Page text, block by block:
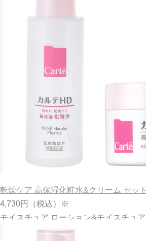
乾燥ケア 高保湿化粧水&クリーム セット
4,730円
（税込）※
モイスチュア ローション&モイスチュ